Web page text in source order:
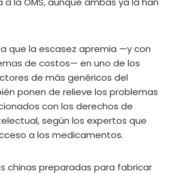
que la escasez apremia —y con
de costos— en uno de los
de más genéricos del
ponen de relieve los problemas
con los derechos de
según los expertos que
a los medicamentos.
chinas preparadas para fabricar